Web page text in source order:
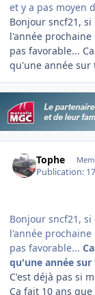
et y a pas moyen
Bonjour sncf21,
l'année
pas favorable...
qu'une année sur
Tophe
Publication:
Bonjour sncf21,
l'année
pas favorable...
qu'une année sur
C'est déjà pas si
Ca fait 10 ans